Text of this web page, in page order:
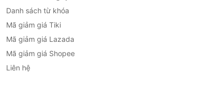
Danh sách từ khóa
Mã giảm giá Tiki
Mã giảm giá Lazada
Mã giảm giá Shopee
Liên hệ